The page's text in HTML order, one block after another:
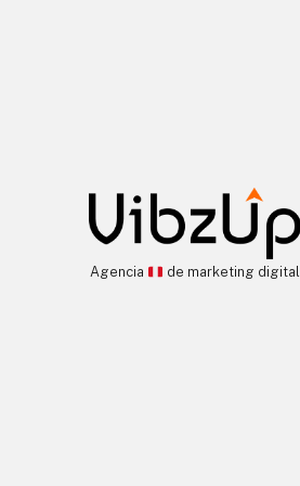
Agencia de marketing digital